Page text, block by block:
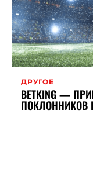
ДРУГОЕ
BETKING —
ПОКЛОННИКОВ